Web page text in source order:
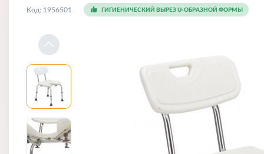
Код: 1956501 ГИГИЕНИЧЕСКИЙ ВЫРЕЗ U-ОБРАЗНОЙ ФОРМЫ